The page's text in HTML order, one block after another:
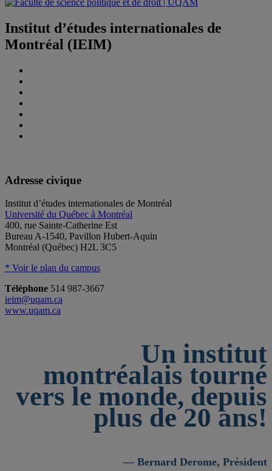
Institut d’études internationales de
Montréal (IEIM)
Adresse civique
Institut d’études internationales de Montréal
Université du Québec à Montréal
400, rue Sainte-Catherine Est
Bureau A-1540, Pavillon Hubert-Aquin
Montréal (Québec) H2L 3C5
* Voir le plan du campus
Téléphone 514 987-3667
ieim@uqam.ca
www.uqam.ca
Un institut
montréalais tourné
vers le monde, depuis
plus de 20 ans!
— Bernard Derome, Président